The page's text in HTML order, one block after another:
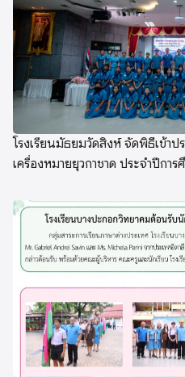
โรงเรียนมัธยมวัดสิงห์ จัดพิธีเข้า
เครื่องหมายยุวกาชาด ประจำปีกา